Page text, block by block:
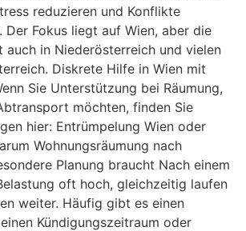
reduzieren und Konflikte
Der Fokus liegt auf Wien, aber die
in Niederösterreich und vielen
Diskrete Hilfe in Wien mit
Sie Unterstützung bei Räumung,
möchten, finden Sie
hier: Entrümpelung Wien oder
Wohnungsräumung nach
Planung braucht Nach einem
oft hoch, gleichzeitig laufen
weiter. Häufig gibt es einen
Kündigungszeitraum oder